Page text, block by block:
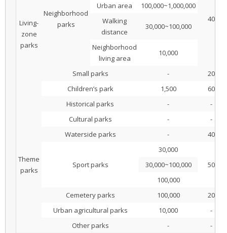
Living-
zone
parks
Neighborhood
parks
40
Urban area
100,000~1,000,000
Walking
distance
30,000~100,000
Neighborhood
living area
10,000
Small parks -
20
Children’s park
1,500 60
Theme
parks
Historical parks -
-
Cultural parks
-
-
Waterside parks
- 40
Sport parks
30,000
50
30,000~100,000
100,000
Cemetery parks
100,000
20
Urban agricultural parks
10,000
-
Other parks
- -